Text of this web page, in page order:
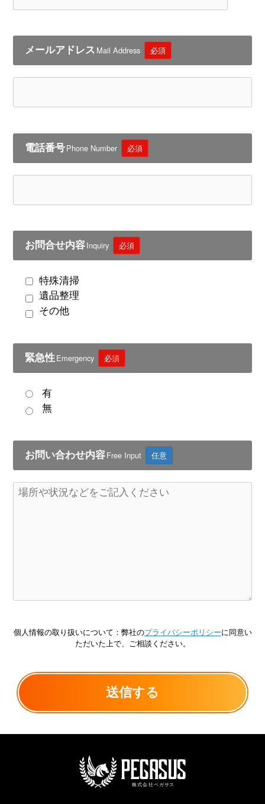
メールアドレス Mail Address 必須
電話番号Phone Number 必須
お問合せ内容Inquiry 必須
特殊清掃
遺品整理
その他
緊急性Emergency 必須
有
無
お問い合わせ内容Free Input 任意
個人情報の取り扱いについて：弊社のプライバシーポリシーに同意い
ただいた上で、ご相談ください。